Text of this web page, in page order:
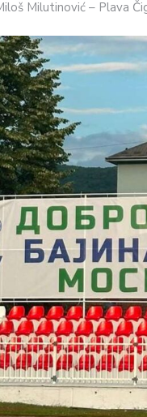
Milutinović – Plava